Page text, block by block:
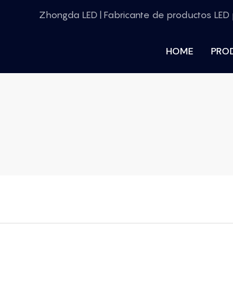
Zhongda LED | Fabricante de productos
HOME